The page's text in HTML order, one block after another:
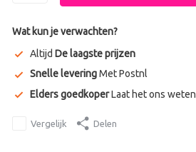
Wat kun je verwachten?
Altijd De laagste prijzen
Snelle leveringMet Postnl
Elders goedkoperLaat het ons weten
Vergelijk Delen